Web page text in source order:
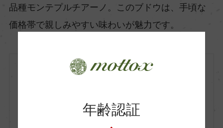
品種モンテプルチアーノ。このブドウは、手頃な
価格帯で親しみやすい味わいが魅力です。
イタリア
Cantina e Oleificio Sociale
カンティーナ・エ・オレイフィーチョ・ソ
年齢認証